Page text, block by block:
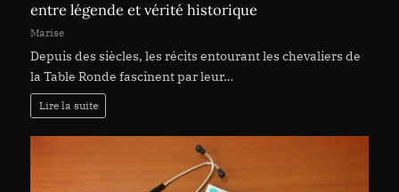
entre légende et vérité historique
Marise
Depuis des siècles, les récits entourant les chevaliers de
la Table Ronde fascinent par leur…
Lire la suite